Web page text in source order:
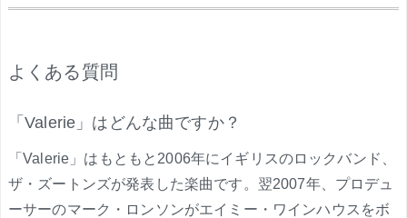
よくある質問
「Valerie」はどんな曲ですか？
「Valerie」はもともと2006年にイギリスのロックバンド、
ザ・ズートンズが発表した楽曲です。翌2007年、プロデュ
ーサーのマーク・ロンソンがエイミー・ワインハウスをボ